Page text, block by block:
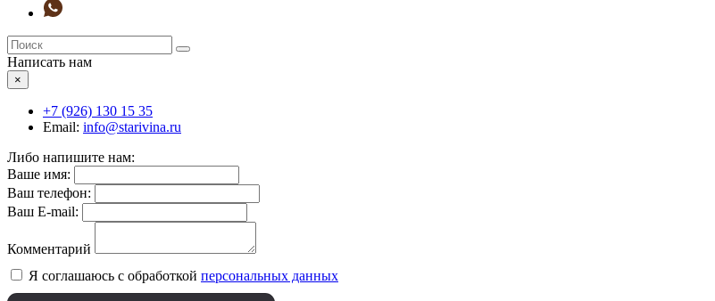
Написать нам
×
+7 (926) 130 15 35
Email: info@starivina.ru
Либо напишите нам:
Ваше имя:
Ваш телефон:
Ваш E-mail:
Комментарий
Я соглашаюсь с обработкой персональных данных